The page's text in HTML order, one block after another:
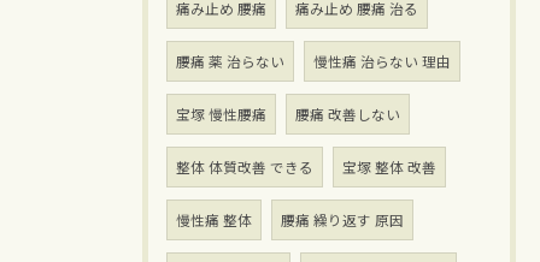
痛み止め 腰痛 痛み止め 腰痛 治る
腰痛 薬 治らない 慢性痛 治らない 理由
宝塚 慢性腰痛 腰痛 改善しない
整体 体質改善 できる 宝塚 整体 改善
慢性痛 整体 腰痛 繰り返す 原因